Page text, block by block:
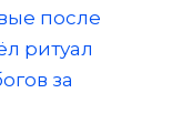
после
ритуал
за